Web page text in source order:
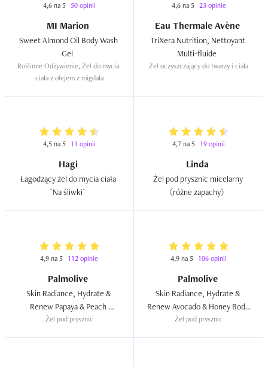
4,6 na 5 50 opinii
MI Marion
Sweet Almond Oil Body Wash
Roślinne Odżywienie, Żel do mycia
ciała z olejem z migdała
4,6 na 5 23 opinie
Eau Thermale Avène
TriXera Nutrition, Nettoyant
Żel oczyszczający do twarzy i ciała
4,5 na 5 11 opinii
Hagi
Łagodzący żel do mycia ciała
4,7 na 5 19 opinii
Linda
Żel pod prysznic micelarny
4,9 na 5 112 opinie
Palmolive
Skin Radiance, Hydrate &
Renew Papaya & Peach
Żel pod prysznic
4,9 na 5 106 opinii
Palmolive
Skin Radiance, Hydrate &
Renew Avocado & Honey Body
Wash
Żel pod prysznic